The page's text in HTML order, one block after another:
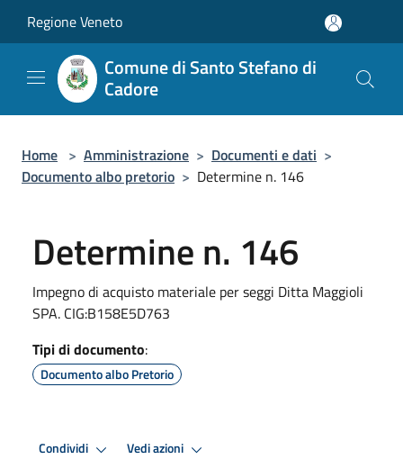
Regione Veneto
Comune di Santo Stefano di
Cadore
Home > Amministrazione > Documenti e dati >
Documento albo pretorio > Determine n. 146
Determine n. 146
Impegno di acquisto materiale per seggi Ditta Maggioli
SPA. CIG:B158E5D763
Tipi di documento:
Documento albo Pretorio
Condividi Vedi azioni